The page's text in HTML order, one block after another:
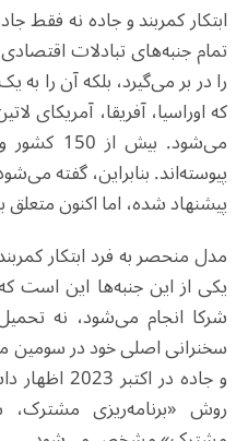
ابتکار کمربند و جاده نه فقط
تمام جنبه‌های تبادلات
را در بر می‌گیرد، بلکه آن را
که اوراسیا، آفریقا، آمریکای
پیوسته‌اند. بنابراین، گفته
پیشنهاد شده، اما اکنون
مدل منحصر به فرد ابتکار
یکی از این جنبه‌ها این است
شرکا انجام می‌شود، نه
سخنرانی اصلی خود در سومین
و جاده در
روش «برنامه‌ریزی